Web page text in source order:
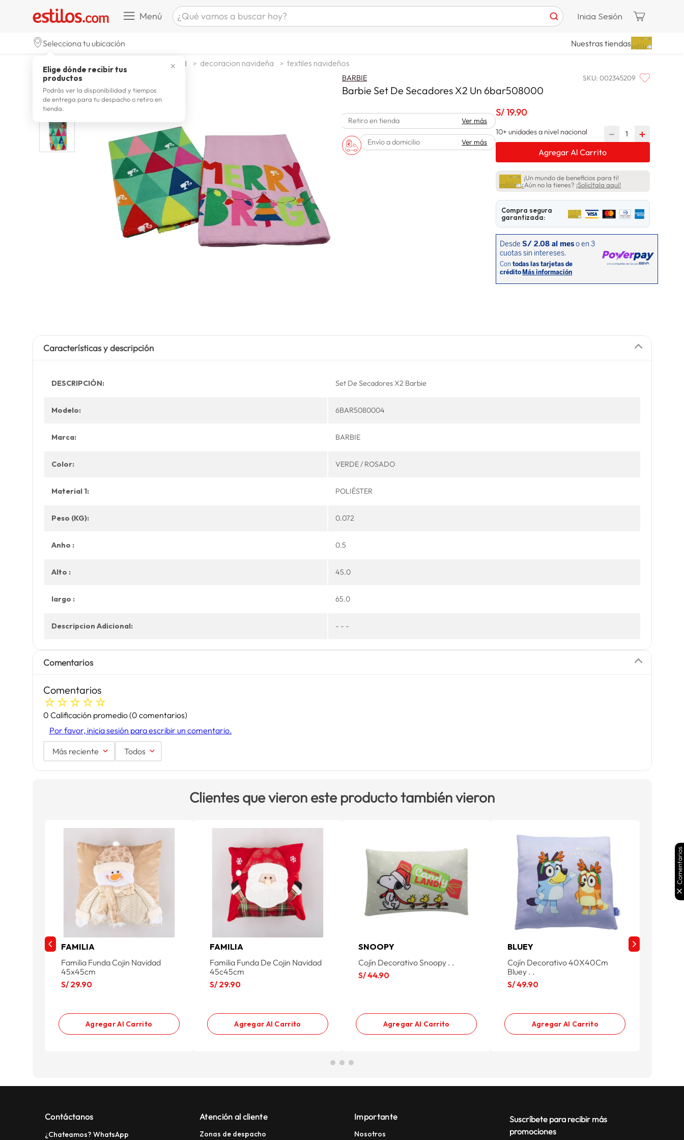
Menú ¿Qué vamos a buscar hoy?
6. tv
laptop
8. terrex
9 lavadora
10. spiderman
Inicia Sesión
Selecciona tu ubicación
✕
Elige dónde recibir tus
productos
Podrás ver la disponibilidad y tiempos
de entrega para tu despacho o retiro en
tienda.
Nuestras tiendas
navidad decoracion navideña textiles navideños
BARBIE SKU: 002345209
Barbie Set De Secadores X2 Un 6bar508000
Retiro en tienda Ver más
Envío a domicilio Ver más
S/19.90
10+ unidades a nivel nacional ＋
－
Agregar Al Carrito
¡Un mundo de beneficios para ti!
¿Aún no la tienes? ¡Solicítala aquí!
Compra segura
garantizada:
Características y descripción
DESCRIPCIÓN: Set De Secadores X2 Barbie
Modelo: 6BAR5080004
Marca: BARBIE
Color: VERDE / ROSADO
Material 1: POLIÉSTER
Peso (KG): 0.072
Anho : 0.5
Alto : 45.0
largo : 65.0
Descripcion Adicional: - - -
Comentarios
Comentarios
☆☆☆☆☆
0 Calificación promedio(0 comentarios)
Por favor, inicia sesión para escribir un comentario.
Más reciente Todos
Clientes que vieron este producto también vieron
FAMILIA
Familia Funda Cojin Navidad
45x45cm
S/ 29.90
Agregar Al Carrito
FAMILIA
Familia Funda De Cojin Navidad
45c45cm
S/ 29.90
Agregar Al Carrito
SNOOPY
Cojín Decorativo Snoopy . .
S/44.90
Agregar Al Carrito
BLUEY
Cojín Decorativo 40X40Cm
Bluey . .
S/49.90
Agregar Al Carrito
Contáctanos
¿Chateamos? WhatsApp
Atención al cliente
Zonas de despacho
Importante
Nosotros
Suscríbete para recibir más
promociones
Comentarios